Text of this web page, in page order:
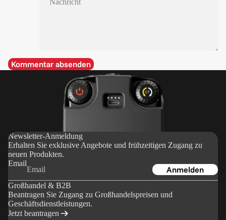
Kommentar absenden
Newsletter-Anmeldung
Erhalten Sie exklusive Angebote und frühzeitigen Zugang zu
neuen Produkten.
Email
Anmelden
Großhandel & B2B
Beantragen Sie Zugang zu Großhandelspreisen und
Geschäftsdienstleistungen.
Jetzt beantragen